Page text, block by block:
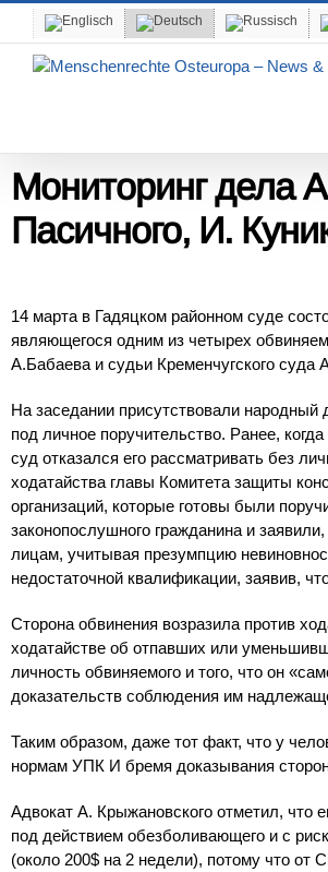
content
Мониторинг дела
Пасичного, И.
14 марта в Гадяцком районном суде
являющегося одним из четырех
А.Бабаева и судьи Кременчугского суда
На заседании присутствовали
под личное поручительство. Ранее,
суд отказался его рассматривать без
ходатайства главы Комитета защиты
организаций, которые готовы были
законопослушного гражданина и
лицам, учитывая презумпцию
недостаточной квалификации, заявив,
Сторона обвинения возразила против
ходатайстве об отпавших или
личность обвиняемого и того, что он
доказательств соблюдения им
Таким образом, даже тот факт, что у
нормам УПК И бремя доказывания
Адвокат А. Крыжановского отметил, что
под действием обезболивающего и с
(около 200$ на 2 недели), потому что от